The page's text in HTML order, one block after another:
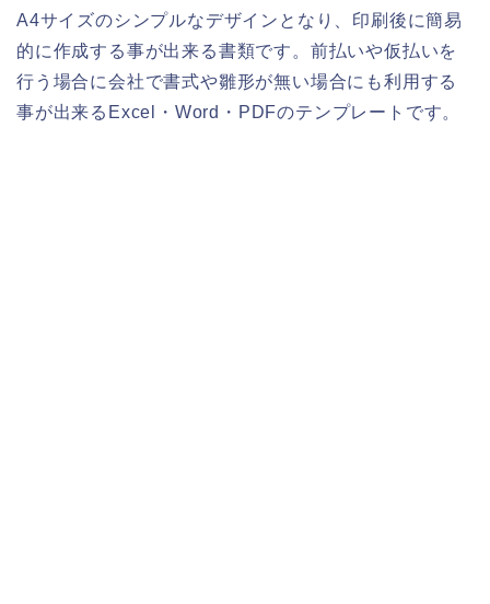
A4サイズのシンプルなデザインとなり、印刷後に簡易
的に作成する事が出来る書類です。前払いや仮払いを
行う場合に会社で書式や雛形が無い場合にも利用する
事が出来るExcel・Word・PDFのテンプレートです。